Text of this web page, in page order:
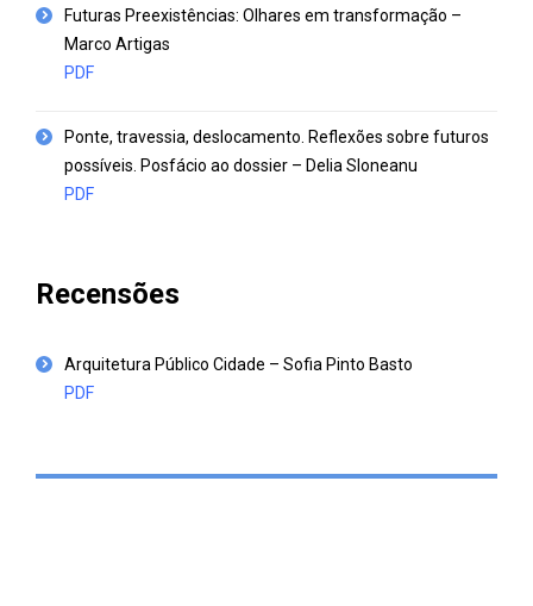
Futuras Preexistências: Olhares em transformação –
Marco Artigas
PDF
Ponte, travessia, deslocamento. Reflexões sobre futuros
possíveis. Posfácio ao dossier – Delia Sloneanu
PDF
Recensões
Arquitetura Público Cidade – Sofia Pinto Basto
PDF